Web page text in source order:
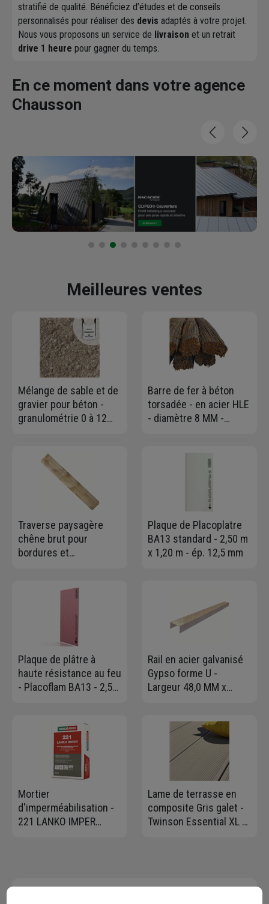
stratifié de qualité. Bénéficiez d’études et de conseils
personnalisés pour réaliser des devis adaptés à votre projet.
Nous vous proposons un service de livraison et un retrait
drive 1 heure pour gagner du temps.
En ce moment dans votre agence
Chausson
Meilleures ventes
Mélange de sable et de
gravier pour béton -
granulométrie 0 à 12
Barre de fer à béton
torsadée - en acier HLE
- diamètre 8 MM -
Traverse paysagère
chêne brut pour
bordures et
Plaque de Placoplatre
BA13 standard - 2,50 m
x 1,20 m - ép. 12,5 mm
Plaque de plâtre à
haute résistance au feu
- Placoflam BA13 - 2,50
Rail en acier galvanisé
Gypso forme U -
Largeur 48,0 MM x
Mortier
d'imperméabilisation -
221 LANKO IMPER
Lame de terrasse en
composite Gris galet -
Twinson Essential XL -